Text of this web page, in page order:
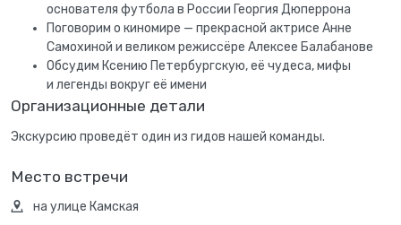
основателя футбола в России Георгия Дюперрона
Поговорим о киномире — прекрасной актрисе Анне
Самохиной и великом режиссёре Алексее Балабанове
Обсудим Ксению Петербургскую, её чудеса, мифы
и легенды вокруг её имени
Организационные детали
Экскурсию проведёт один из гидов нашей команды.
Место встречи
на улице Камская